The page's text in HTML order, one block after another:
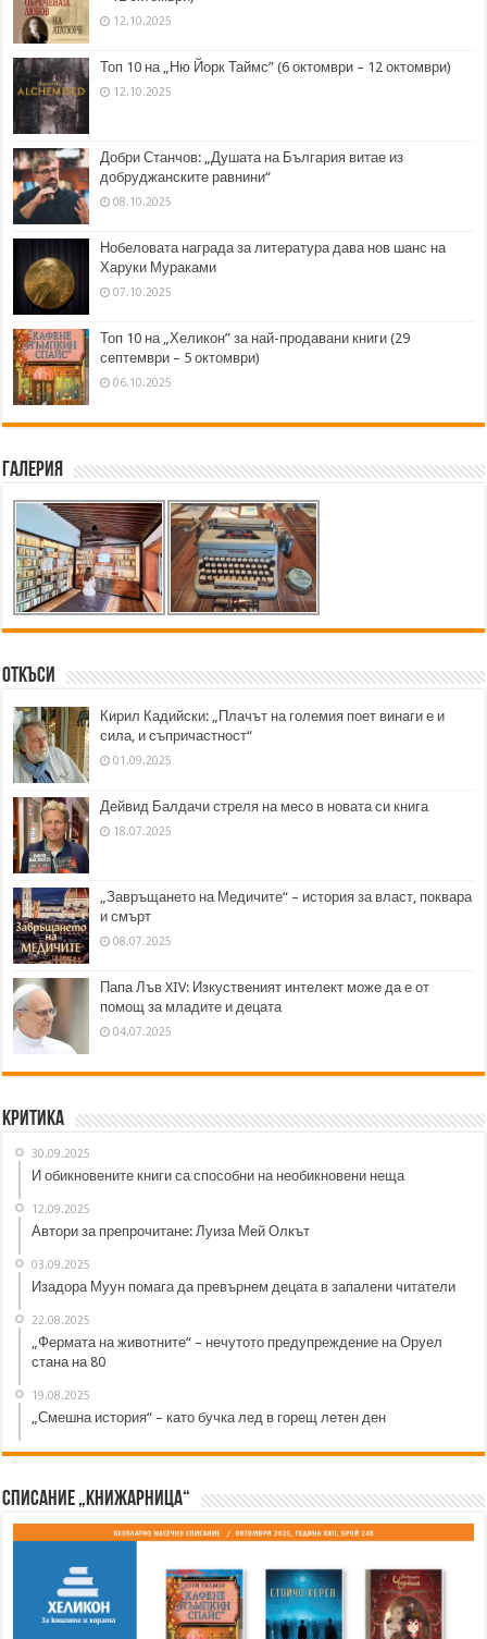
12.10.2025
Топ 10 на „Ню Йорк Таймс” (6 октомври – 12 октомври)
12.10.2025
Добри Станчов: „Душата на България витае из
добруджанските равнини“
08.10.2025
Нобеловата награда за литература дава нов шанс на
Харуки Мураками
07.10.2025
Топ 10 на „Хеликон” за най-продавани книги (29
септември – 5 октомври)
06.10.2025
Галерия
Откъси
Кирил Кадийски: „Плачът на големия поет винаги е и
сила, и съпричастност“
01.09.2025
Дейвид Балдачи стреля на месо в новата си книга
18.07.2025
„Завръщането на Медичите“ – история за власт, поквара
и смърт
08.07.2025
Папа Лъв XIV: Изкуственият интелект може да е от
помощ за младите и децата
04.07.2025
Критика
30.09.2025
И обикновените книги са способни на необикновени неща
12.09.2025
Автори за препрочитане: Луиза Мей Олкът
03.09.2025
Изадора Муун помага да превърнем децата в запалени читатели
22.08.2025
„Фермата на животните“ – нечутото предупреждение на Оруел
стана на 80
19.08.2025
„Смешна история“ – като бучка лед в горещ летен ден
Списание „Книжарница“